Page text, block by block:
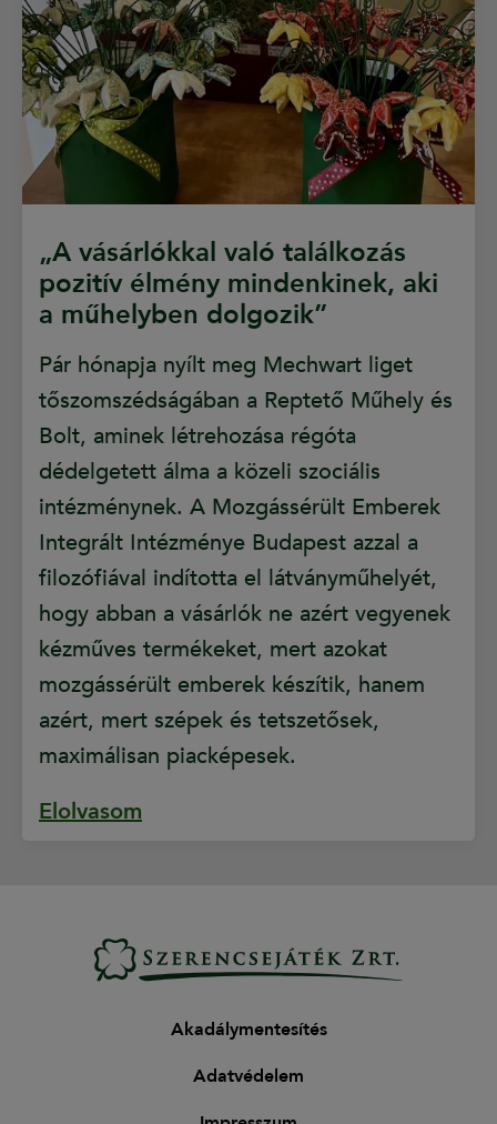
„A vásárlókkal való találkozás
pozitív élmény mindenkinek, aki
a műhelyben dolgozik”
Pár hónapja nyílt meg Mechwart liget
tőszomszédságában a Reptető Műhely és
Bolt, aminek létrehozása régóta
dédelgetett álma a közeli szociális
intézménynek. A Mozgássérült Emberek
Integrált Intézménye Budapest azzal a
filozófiával indította el látványműhelyét,
hogy abban a vásárlók ne azért vegyenek
kézműves termékeket, mert azokat
mozgássérült emberek készítik, hanem
azért, mert szépek és tetszetősek,
maximálisan piacképesek.
Elolvasom
Akadálymentesítés
Adatvédelem